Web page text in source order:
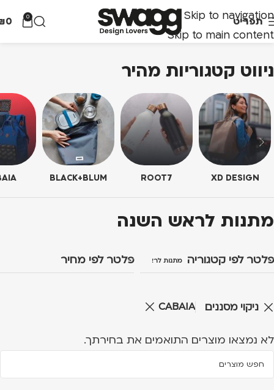
Skip to navigation
Skip to main content
תפריט 0
0
ניווט קטגוריות מהיר
XD DESIGN
ROOT7
BLACK+BLUM
מתנות לראש השנה
פלטר לפי קטגוריה מתנות לראש השנהפלטר לפי מחיר
ניקוי מסננים CABAIA
לא נמצאו מוצרים התואמים את בחירתך.